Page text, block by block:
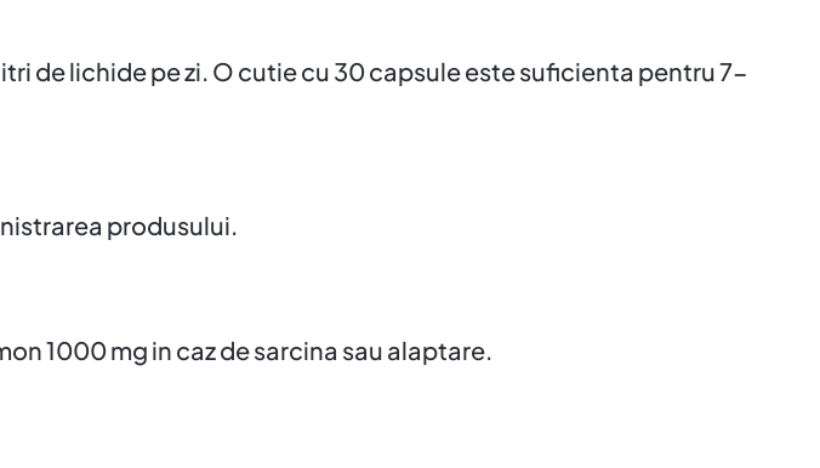
de lichide pe zi. O cutie cu 30 capsule este suficienta pentru 7-
produsului.
1000 mg in caz de sarcina sau alaptare.